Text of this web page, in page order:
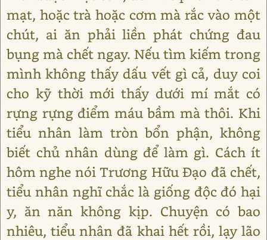
mạt, hoặc trà hoặc cơm mà rắc vào một
chút, ai ăn phải liền phát chứng đau
bụng mà chết ngay. Nếu tìm kiếm trong
mình không thấy dấu vết gì cả, duy coi
cho kỹ thời mới thấy dưới mí mắt có
rựng rựng điểm máu bầm mà thôi. Khi
tiểu nhân làm tròn bổn phận, không
biết chủ nhân dùng để làm gì. Cách ít
hôm nghe nói Trương Hữu Đạo đã chết,
tiểu nhân nghĩ chắc là giống độc đó hại
y, ăn năn không kịp. Chuyện có bao
nhiêu, tiểu nhân đã khai hết rồi, lạy lão